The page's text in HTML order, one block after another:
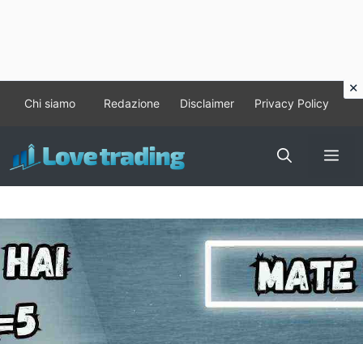
contenuto
Chi siamo Redazione Disclaimer Privacy Policy